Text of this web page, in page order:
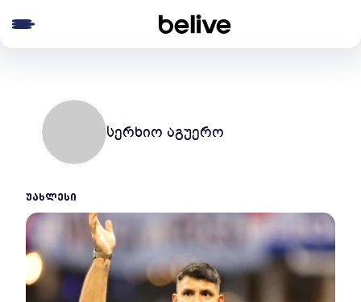
სერხიო აგუერო
ᲣᲐᲮᲚᲔᲡᲘ